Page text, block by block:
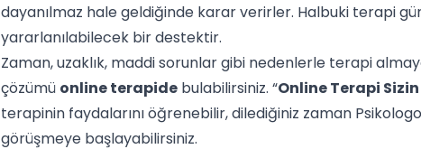
dayanılmaz hale geldiğinde karar verirler. Halbuki terapi
yararlanılabilecek bir destektir.
Zaman, uzaklık, maddi sorunlar gibi nedenlerle terapi
çözümü online terapide bulabilirsiniz. “Online Terapi
terapinin faydalarını öğrenebilir, dilediğiniz zaman
görüşmeye başlayabilirsiniz.